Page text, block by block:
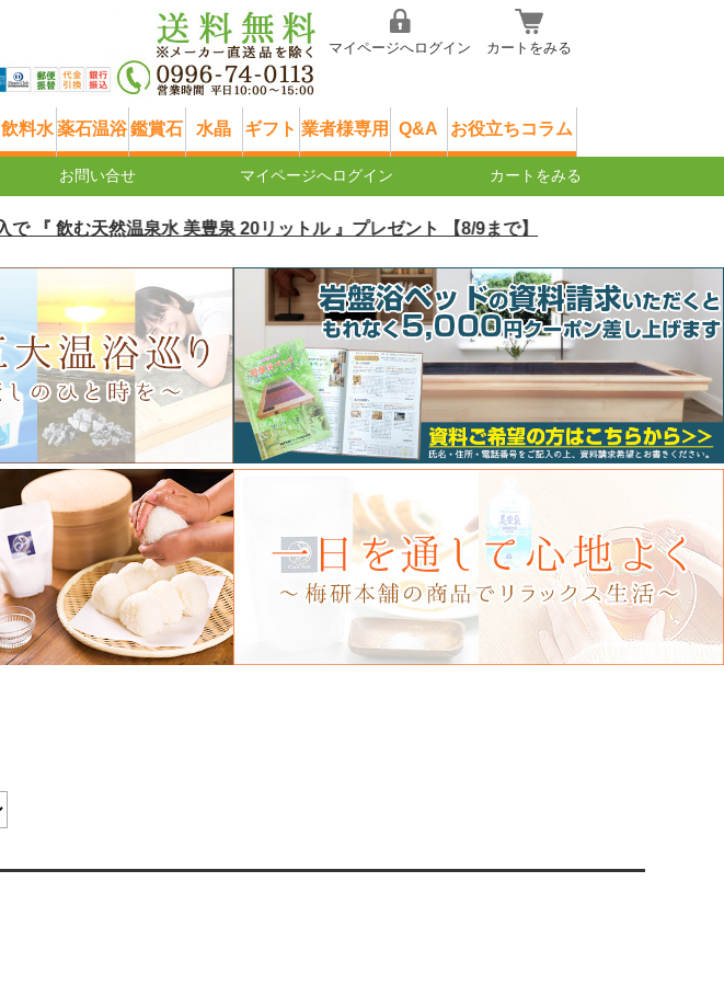
マイページへログイン カートをみる
飲料水薬石温浴鑑賞石 水晶 ギフト 業者様専用 Q&A お役立ちコラム
お問い合せ マイページへログイン カートをみる
飲む天然温泉水 美豊泉 20リットル 』プレゼント 【8/9まで】